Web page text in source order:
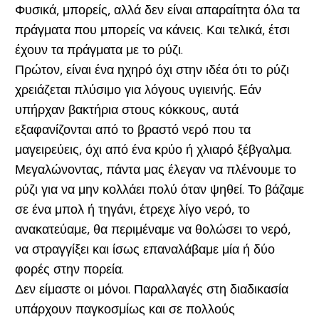
Φυσικά, μπορείς, αλλά δεν είναι απαραίτητα όλα τα
πράγματα που μπορείς να κάνεις. Και τελικά, έτσι
έχουν τα πράγματα με το ρύζι.
Πρώτον, είναι ένα ηχηρό όχι στην ιδέα ότι το ρύζι
χρειάζεται πλύσιμο για λόγους υγιεινής. Εάν
υπήρχαν βακτήρια στους κόκκους, αυτά
εξαφανίζονται από το βραστό νερό που τα
μαγειρεύεις, όχι από ένα κρύο ή χλιαρό ξέβγαλμα.
Μεγαλώνοντας, πάντα μας έλεγαν να πλένουμε το
ρύζι για να μην κολλάει πολύ όταν ψηθεί. Το βάζαμε
σε ένα μπολ ή τηγάνι, έτρεχε λίγο νερό, το
ανακατεύαμε, θα περιμέναμε να θολώσει το νερό,
να στραγγίξει και ίσως επαναλάβαμε μία ή δύο
φορές στην πορεία.
Δεν είμαστε οι μόνοι. Παραλλαγές στη διαδικασία
υπάρχουν παγκοσμίως και σε πολλούς